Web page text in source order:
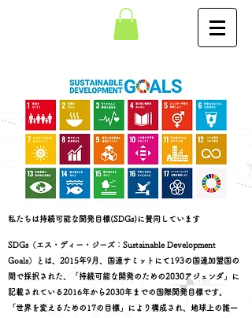
私たちは持続可能な開発目標(SDGs)に賛同しています
SDGs（エス・ディー・ジーズ：Sustainable Development
Goals）とは、2015年9月、国連サミットにて193の国連加盟国の
間で採択された、「持続可能な開発のための2030アジェンダ」に
記載されている2016年から2030年までの国際開発目標です。
「世界を変えるための17の目標」により構成され、地球上の誰一